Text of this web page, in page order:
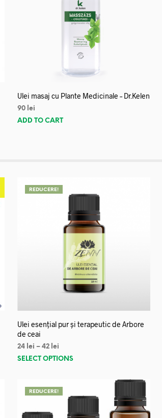
Ulei masaj cu Plante Medicinale – Dr.Kelen
90 lei
ADD TO CART
REDUCERE!
Ulei esențial pur și terapeutic de Arbore
de ceai
24 lei –42 lei
SELECT OPTIONS
REDUCERE!